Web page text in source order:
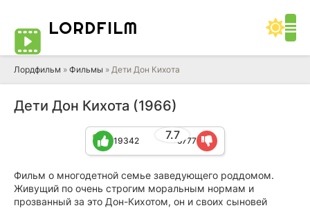
LORDFILM
Лордфильм » Фильмы » Дети Дон Кихота
Дети Дон Кихота (1966)
7.7
19342 5777
Фильм о многодетной семье заведующего роддомом.
Живущий по очень строгим моральным нормам и
прозванный за это Дон-Кихотом, он и своих сыновей